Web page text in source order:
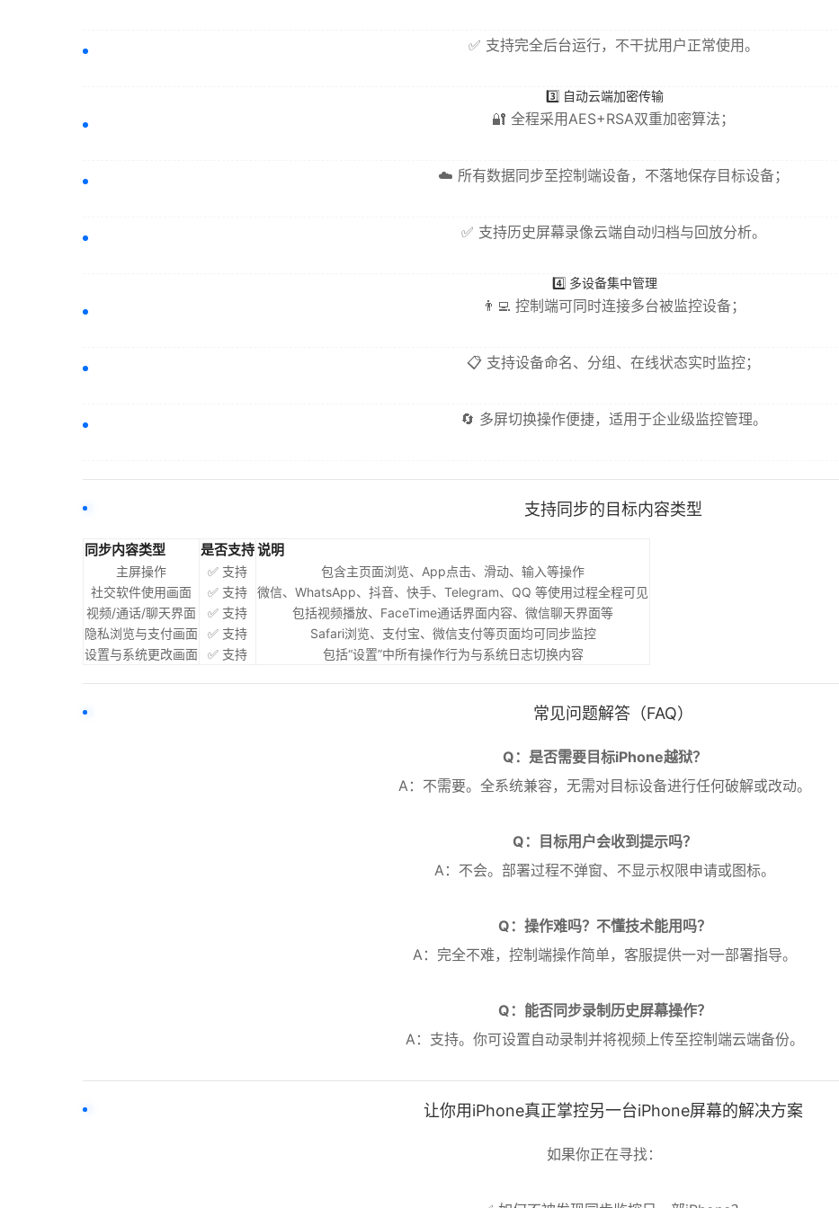
✅ 支持完全后台运行，不干扰用户正常使用。
3️⃣ 自动云端加密传输
🔐 全程采用AES+RSA双重加密算法；
☁️ 所有数据同步至控制端设备，不落地保存目标设备；
✅ 支持历史屏幕录像云端自动归档与回放分析。
4️⃣ 多设备集中管理
👨‍💻 控制端可同时连接多台被监控设备；
📋 支持设备命名、分组、在线状态实时监控；
🔄 多屏切换操作便捷，适用于企业级监控管理。
支持同步的目标内容类型
同步内容类型 是否支持说明
主屏操作 ✅ 支持
包含主页面浏览、App点击、滑动、输入等操作
社交软件使用画面
✅ 支持
微信、WhatsApp、抖音、快手、Telegram、QQ 等使用过程全程可见
视频/通话/聊天界面
✅ 支持
包括视频播放、FaceTime通话界面内容、微信聊天界面等
隐私浏览与支付画面
✅ 支持
Safari浏览、支付宝、微信支付等页面均可同步监控
设置与系统更改画面
✅ 支持 包括“设置”中所有操作行为与系统日志切换内容
常见问题解答（FAQ）
Q：是否需要目标iPhone越狱？
A：不需要。全系统兼容，无需对目标设备进行任何破解或改动。
Q：目标用户会收到提示吗？
A：不会。部署过程不弹窗、不显示权限申请或图标。
Q：操作难吗？不懂技术能用吗？
A：完全不难，控制端操作简单，客服提供一对一部署指导。
Q：能否同步录制历史屏幕操作？
A：支持。你可设置自动录制并将视频上传至控制端云端备份。
让你用iPhone真正掌控另一台iPhone屏幕的解决方案
如果你正在寻找：